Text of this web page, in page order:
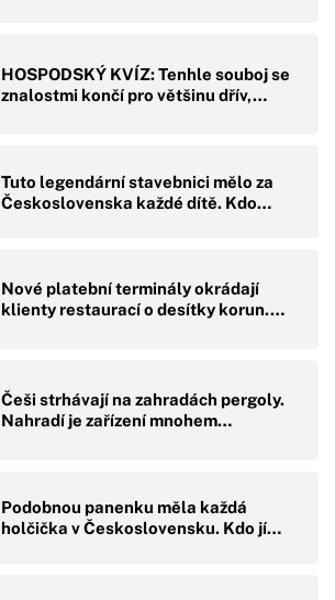
HOSPODSKÝ KVÍZ: Tenhle souboj se
znalostmi končí pro většinu dřív,…
Tuto legendární stavebnici mělo za
Československa každé dítě. Kdo…
Nové platební terminály okrádají
klienty restaurací o desítky korun.…
Češi strhávají na zahradách pergoly.
Nahradí je zařízení mnohem…
Podobnou panenku měla každá
holčička v Československu. Kdo jí…